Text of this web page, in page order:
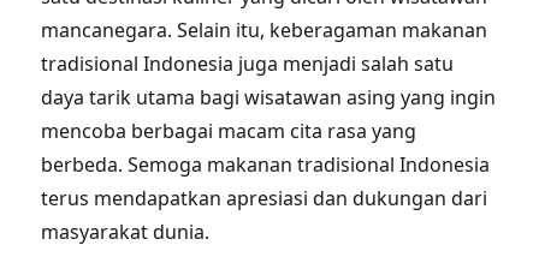
mancanegara. Selain itu, keberagaman makanan
tradisional Indonesia juga menjadi salah satu
daya tarik utama bagi wisatawan asing yang ingin
mencoba berbagai macam cita rasa yang
berbeda. Semoga makanan tradisional Indonesia
terus mendapatkan apresiasi dan dukungan dari
masyarakat dunia.